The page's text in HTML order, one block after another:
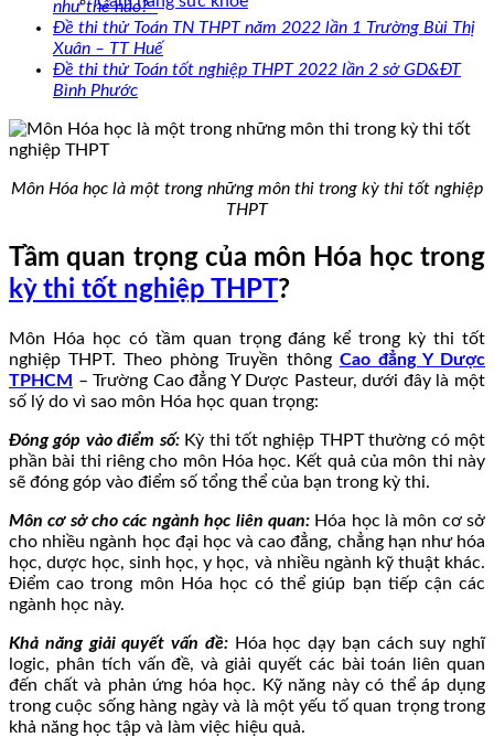
như thế nào?
Đề thi thử Toán TN THPT năm 2022 lần 1 Trường Bùi Thị
Xuân – TT Huế
Đề thi thử Toán tốt nghiệp THPT 2022 lần 2 sở GD&ĐT
Bình Phước
Môn Hóa học là một trong những môn thi trong kỳ thi tốt nghiệp
THPT
Tầm quan trọng của môn Hóa học trong
kỳ thi tốt nghiệp THPT?
Môn Hóa học có tầm quan trọng đáng kể trong kỳ thi tốt
nghiệp THPT. Theo phòng Truyền thông Cao đẳng Y Dược
TPHCM – Trường Cao đẳng Y Dược Pasteur, dưới đây là một
số lý do vì sao môn Hóa học quan trọng:
Đóng góp vào điểm số:Kỳ thi tốt nghiệp THPT thường có một
phần bài thi riêng cho môn Hóa học. Kết quả của môn thi này
sẽ đóng góp vào điểm số tổng thể của bạn trong kỳ thi.
Môn cơ sở cho các ngành học liên quan:Hóa học là môn cơ sở
cho nhiều ngành học đại học và cao đẳng, chẳng hạn như hóa
học, dược học, sinh học, y học, và nhiều ngành kỹ thuật khác.
Điểm cao trong môn Hóa học có thể giúp bạn tiếp cận các
ngành học này.
Khả năng giải quyết vấn đề:Hóa học dạy bạn cách suy nghĩ
logic, phân tích vấn đề, và giải quyết các bài toán liên quan
đến chất và phản ứng hóa học. Kỹ năng này có thể áp dụng
trong cuộc sống hàng ngày và là một yếu tố quan trọng trong
khả năng học tập và làm việc hiệu quả.